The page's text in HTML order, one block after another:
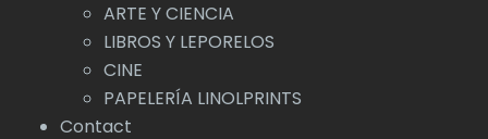
ARTE Y CIENCIA
LIBROS Y LEPORELOS
CINE
PAPELERÍA LINOLPRINTS
Contact